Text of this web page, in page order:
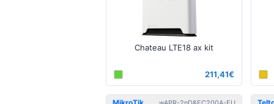
Chateau LTE18 ax kit
211,41€